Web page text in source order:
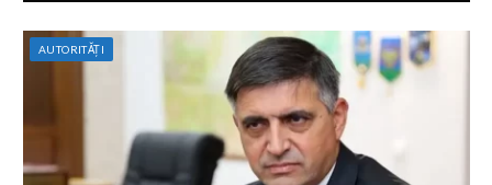
AUTORITĂȚI